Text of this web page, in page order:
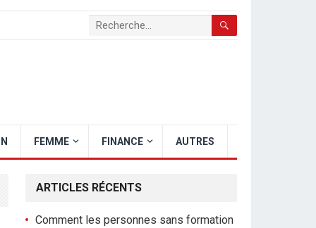
FEMME FINANCE AUTRES
ARTICLES RÉCENTS
Comment les personnes sans formation